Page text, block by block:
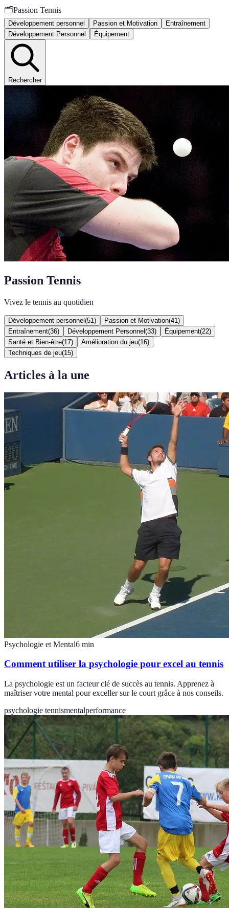
🗂️Passion Tennis
Développement personnel Passion et Motivation
Entraînement
Développement Personnel
Équipement
Rechercher
Passion Tennis
Vivez le tennis au quotidien
Développement personnel (51 ) Passion et Motivation(41 )
Entraînement(36) Développement Personnel (33) Équipement(22)
Santé et Bien-être(17) Amélioration du jeu(16)
Techniques de jeu(15)
Articles à la une
Psychologie et Mental6 min
Comment utiliser la psychologie pour excel au tennis
La psychologie est un facteur clé de succès au tennis. Apprenez à
maîtriser votre mental pour exceller sur le court grâce à nos conseils.
psychologie tennismentalperformance